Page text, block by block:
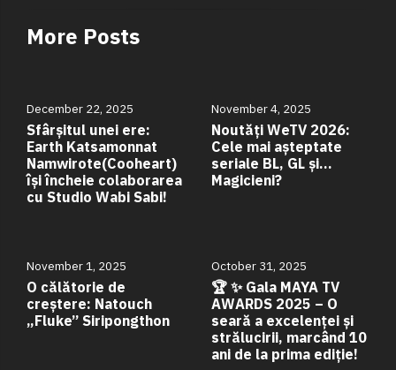
More Posts
December 22, 2025
Sfârșitul unei ere:
Earth Katsamonnat
Namwirote(Cooheart)
își încheie colaborarea
cu Studio Wabi Sabi!
November 4, 2025
Noutăți WeTV 2026:
Cele mai așteptate
seriale BL, GL și…
Magicieni?
November 1, 2025
O călătorie de
creștere: Natouch
„Fluke” Siripongthon
October 31, 2025
🏆 ✨ Gala MAYA TV
AWARDS 2025 – O
seară a excelenței și
strălucirii, marcând 10
ani de la prima ediție!